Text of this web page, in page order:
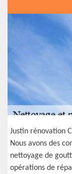
Justin rénovation
Nous avons des
nettoyage de
opérations de